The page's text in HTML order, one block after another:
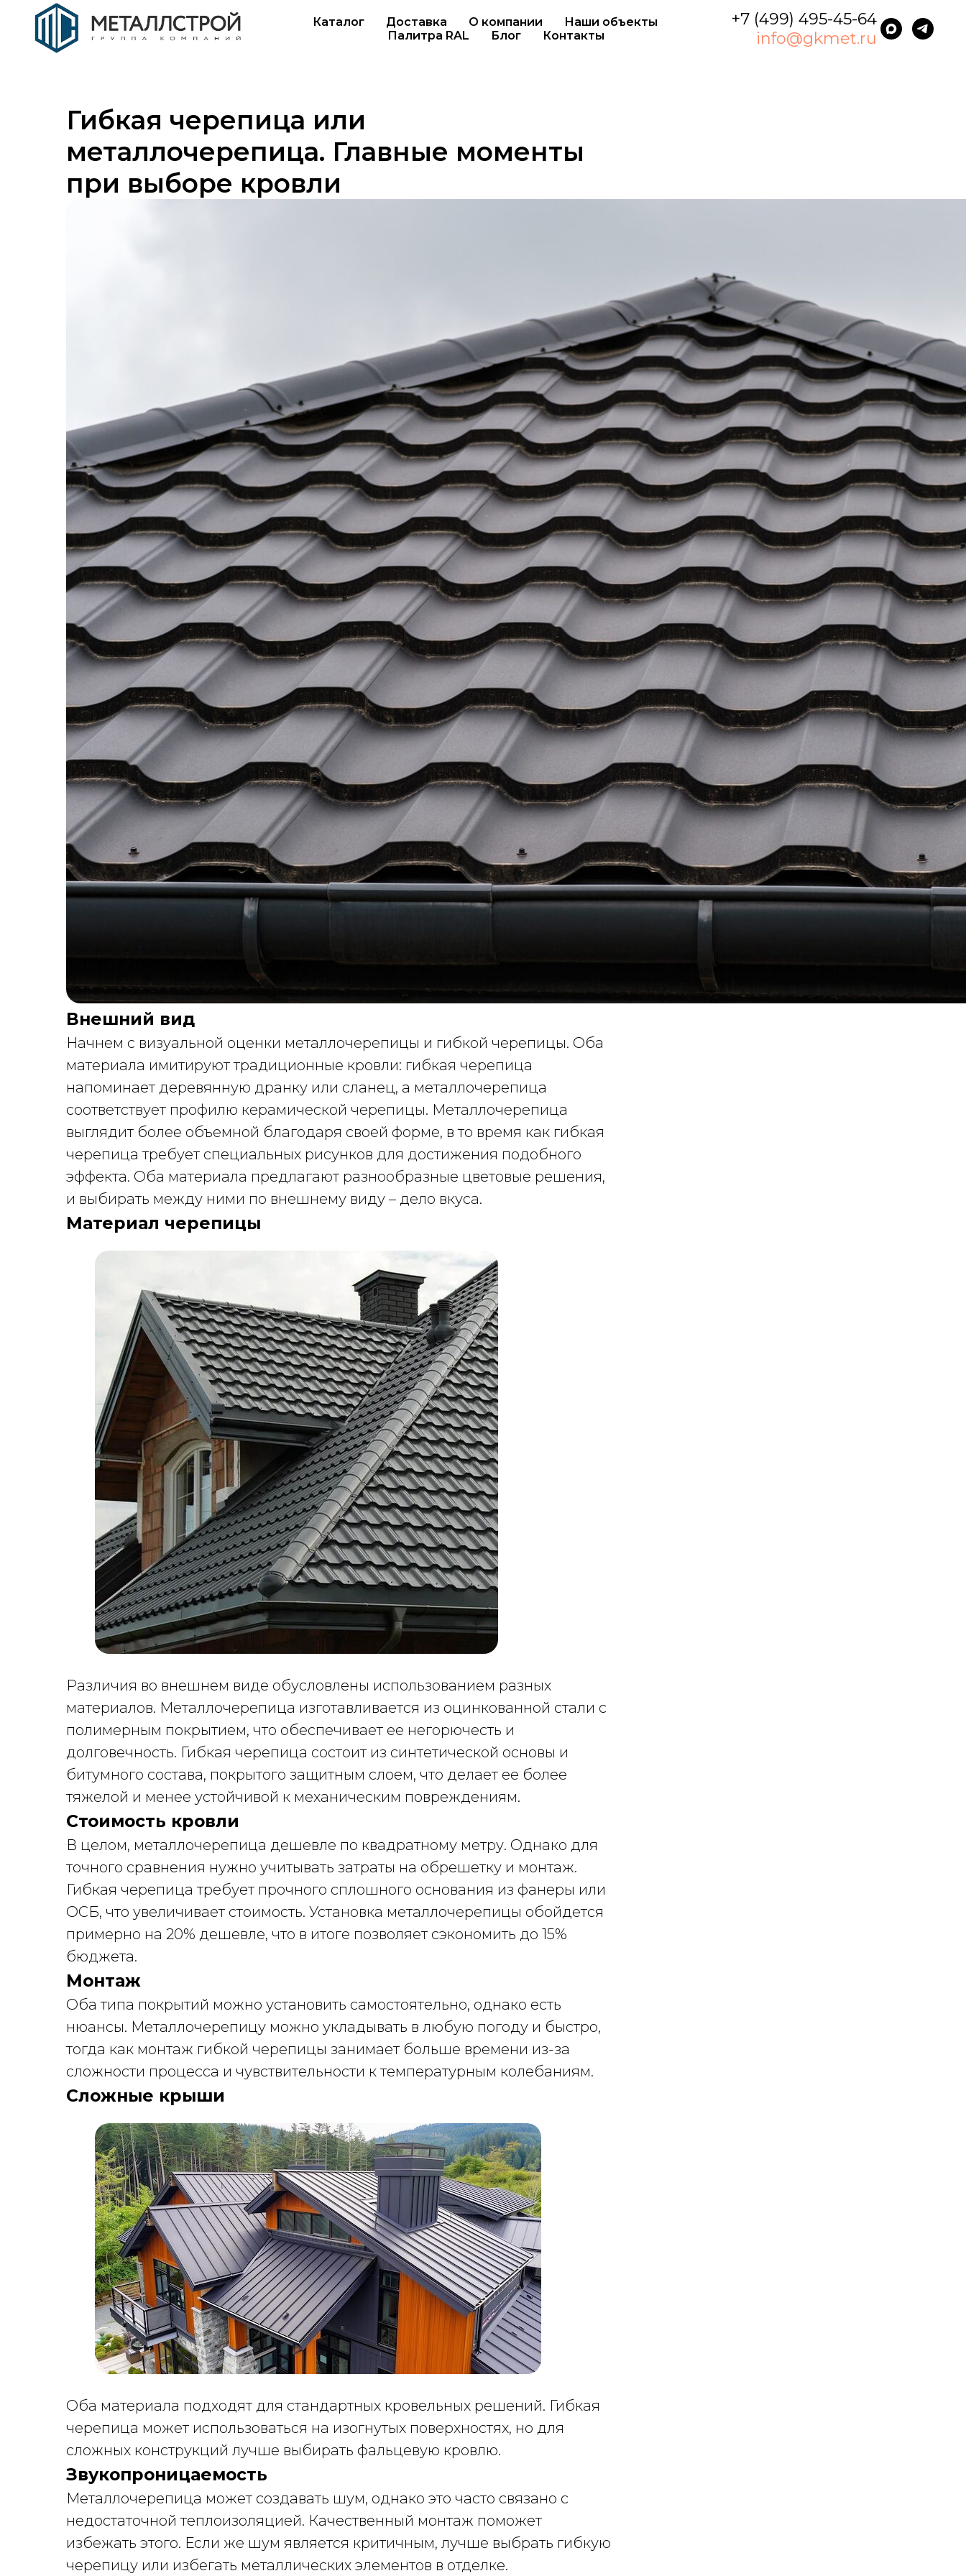
Каталог Доставка О компании
Наши объекты
Палитра RAL
Блог Контакты
+7 (499) 495-45-64
info@gkmet.ru
Гибкая черепица или
металлочерепица. Главные моменты
при выборе кровли
Внешний вид
Начнем с визуальной оценки металлочерепицы и гибкой черепицы. Оба
материала имитируют традиционные кровли: гибкая черепица
напоминает деревянную дранку или сланец, а металлочерепица
соответствует профилю керамической черепицы. Металлочерепица
выглядит более объемной благодаря своей форме, в то время как гибкая
черепица требует специальных рисунков для достижения подобного
эффекта. Оба материала предлагают разнообразные цветовые решения,
и выбирать между ними по внешнему виду – дело вкуса.
Материал черепицы
Различия во внешнем виде обусловлены использованием разных
материалов. Металлочерепица изготавливается из оцинкованной стали с
полимерным покрытием, что обеспечивает ее негорючесть и
долговечность. Гибкая черепица состоит из синтетической основы и
битумного состава, покрытого защитным слоем, что делает ее более
тяжелой и менее устойчивой к механическим повреждениям.
Стоимость кровли
В целом, металлочерепица дешевле по квадратному метру. Однако для
точного сравнения нужно учитывать затраты на обрешетку и монтаж.
Гибкая черепица требует прочного сплошного основания из фанеры или
ОСБ, что увеличивает стоимость. Установка металлочерепицы обойдется
примерно на 20% дешевле, что в итоге позволяет сэкономить до 15%
бюджета.
Монтаж
Оба типа покрытий можно установить самостоятельно, однако есть
нюансы. Металлочерепицу можно укладывать в любую погоду и быстро,
тогда как монтаж гибкой черепицы занимает больше времени из-за
сложности процесса и чувствительности к температурным колебаниям.
Сложные крыши
Оба материала подходят для стандартных кровельных решений. Гибкая
черепица может использоваться на изогнутых поверхностях, но для
сложных конструкций лучше выбирать фальцевую кровлю.
Звукопроницаемость
Металлочерепица может создавать шум, однако это часто связано с
недостаточной теплоизоляцией. Качественный монтаж поможет
избежать этого. Если же шум является критичным, лучше выбрать гибкую
черепицу или избегать металлических элементов в отделке.